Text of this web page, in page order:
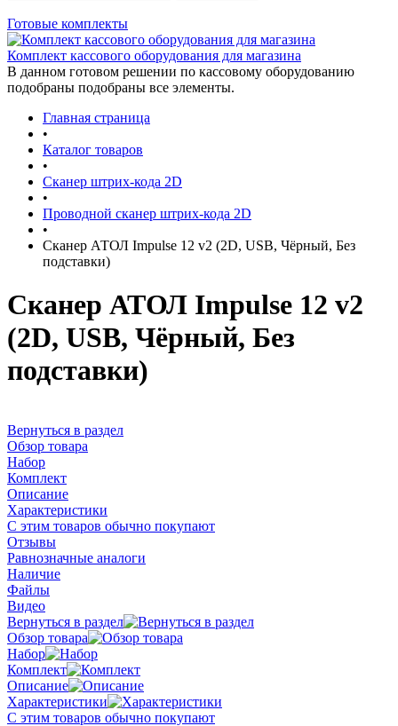
Готовые комплекты
Комплект кассового оборудования для магазина
В данном готовом решении по кассовому оборудованию
подобраны подобраны все элементы.
Главная страница
•
Каталог товаров
•
Сканер штрих-кода 2D
•
Проводной сканер штрих-кода 2D
•
Сканер АТОЛ Impulse 12 v2 (2D, USB, Чёрный, Без
подставки)
Сканер АТОЛ Impulse 12 v2
(2D, USB, Чёрный, Без
подставки)
Вернуться в раздел
Обзор товара
Набор
Комплект
Описание
Характеристики
С этим товаров обычно покупают
Отзывы
Равнозначные аналоги
Наличие
Файлы
Видео
Вернуться в раздел
Обзор товара
Набор
Комплект
Описание
Характеристики
С этим товаров обычно покупают